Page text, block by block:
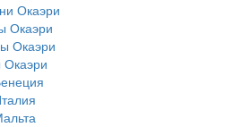
Окаэри
Окаэри
Окаэри